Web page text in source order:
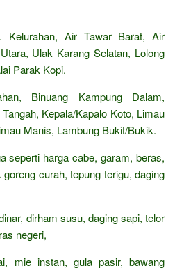
Kelurahan, Air Tawar Barat, Air
Ulak Karang Selatan, Lolong
Parak Kopi.
Binuang Kampung Dalam,
Kepala/Kapalo Koto, Limau
Manis, Lambung Bukit/Bukik.
seperti harga cabe, garam, beras,
curah, tepung terigu, daging
dirham susu, daging sapi, telor
negeri,
mie instan, gula pasir, bawang